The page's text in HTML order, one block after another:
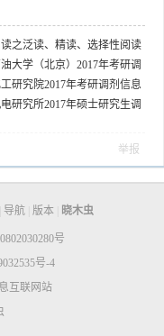
之泛读、精读、选择性阅读
大学（北京）2017年考研调
研究院2017年考研调剂信息
研究所2017年硕士研究生调
举报
导航 版本 晓木虫
号
号-4
互联网站